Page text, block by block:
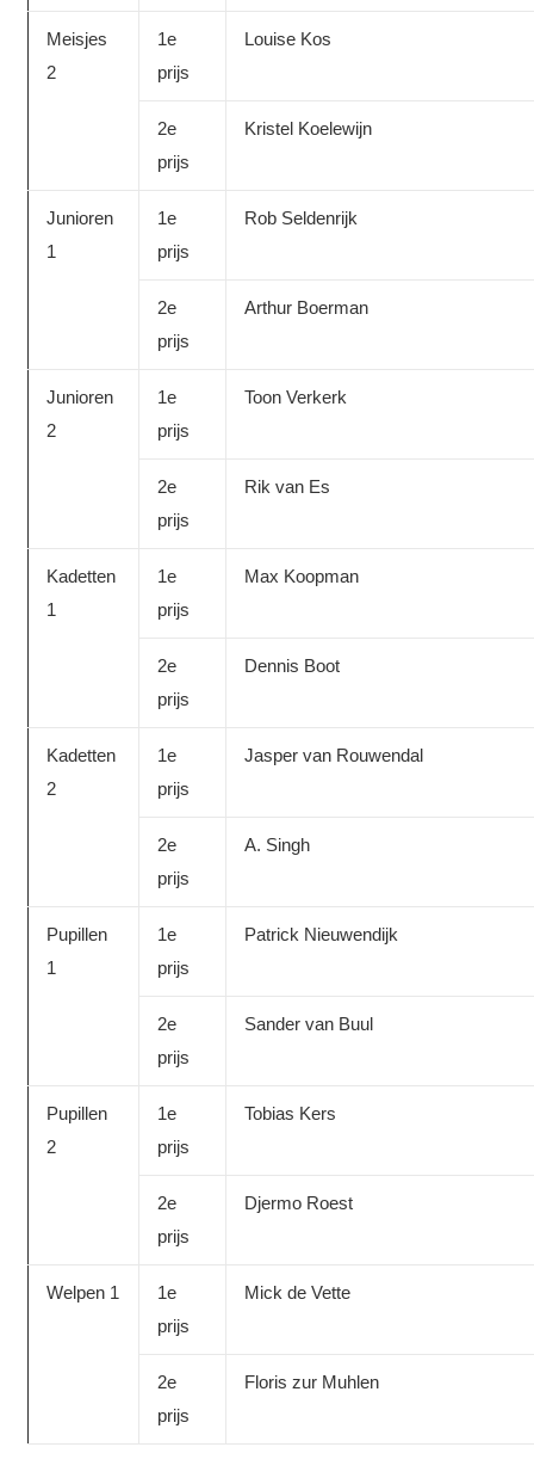
Meisjes
2
1e
prijs
Louise Kos
2e
prijs
Kristel Koelewijn
Junioren
1
1e
prijs
Rob Seldenrijk
2e
prijs
Arthur Boerman
Junioren
2
1e
prijs
Toon Verkerk
2e
prijs
Rik van Es
Kadetten
1
1e
prijs
Max Koopman
2e
prijs
Dennis Boot
Kadetten
2
1e
prijs
Jasper van Rouwendal
2e
prijs
A. Singh
Pupillen
1
1e
prijs
Patrick Nieuwendijk
2e
prijs
Sander van Buul
Pupillen
2
1e
prijs
Tobias Kers
2e
prijs
Djermo Roest
Welpen 1
1e
prijs
Mick de Vette
2e
prijs
Floris zur Muhlen